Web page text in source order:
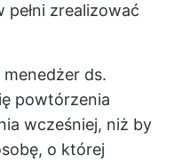
zrealizować
ds.
powtórzenia
wcześniej, niż by
o której